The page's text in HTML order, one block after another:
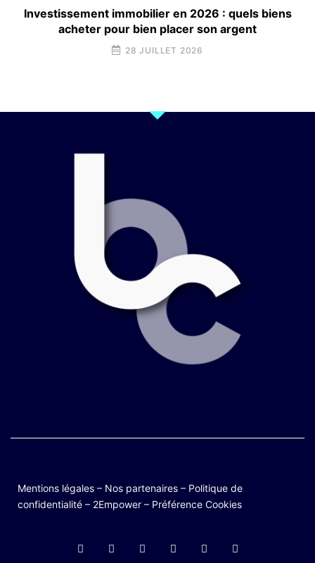
Investissement immobilier en 2026 : quels biens
acheter pour bien placer son argent
28 JUILLET 2026
Mentions légales – Nos partenaires – Politique de
confidentialité – 2Empower – Préférence Cookies